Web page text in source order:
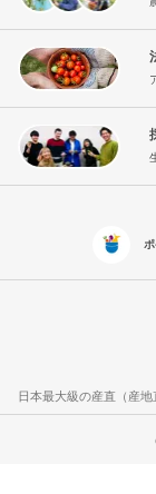
日本最大級の産直（産